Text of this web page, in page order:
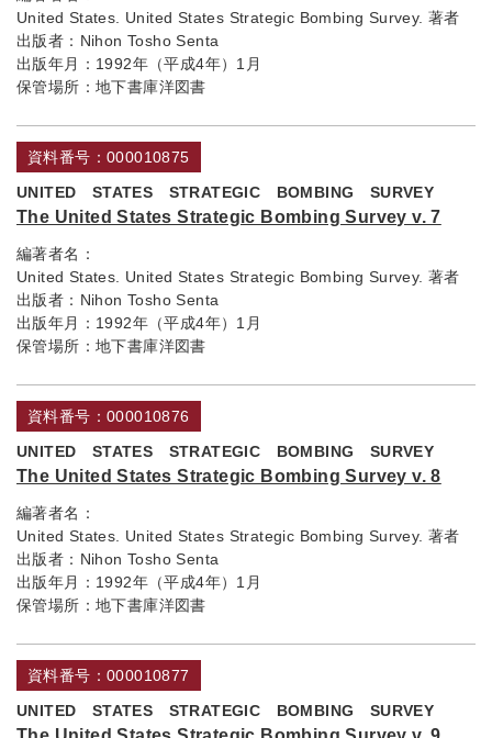
United States. United States Strategic Bombing Survey. 著者
出版者： Nihon Tosho Senta
出版年月： 1992年（平成4年）1月
保管場所： 地下書庫洋図書
資料番号：000010875
UNITED STATES STRATEGIC BOMBING SURVEY
The United States Strategic Bombing Survey v. 7
編著者名：
United States. United States Strategic Bombing Survey. 著者
出版者： Nihon Tosho Senta
出版年月： 1992年（平成4年）1月
保管場所： 地下書庫洋図書
資料番号：000010876
UNITED STATES STRATEGIC BOMBING SURVEY
The United States Strategic Bombing Survey v. 8
編著者名：
United States. United States Strategic Bombing Survey. 著者
出版者： Nihon Tosho Senta
出版年月： 1992年（平成4年）1月
保管場所： 地下書庫洋図書
資料番号：000010877
UNITED STATES STRATEGIC BOMBING SURVEY